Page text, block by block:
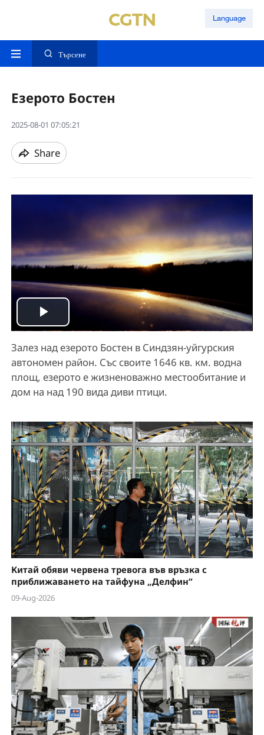
Language
Търсене
Езерото Бостен
2025-08-01 07:05:21
Share
P
l
a
V
i
d
e
o
Залез над езерото Бостен в Синдзян-уйгурския
автономен район. Със своите 1646 кв. км. водна
площ, езерото е жизненоважно местообитание и
дом на над 190 вида диви птици.
Китай обяви червена тревога във връзка с
приближаването на тайфуна „Делфин“
09-Aug-2026